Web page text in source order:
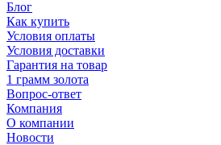
Блог
Как купить
Условия оплаты
Условия доставки
Гарантия на товар
1 грамм золота
Вопрос-ответ
Компания
О компании
Новости